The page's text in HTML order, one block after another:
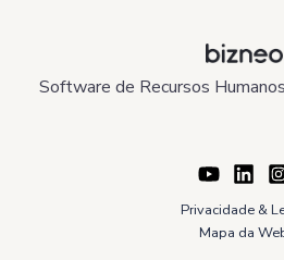
Software de Recursos Humanos
Privacidade &
Mapa da